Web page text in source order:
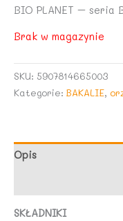
BIO PLANET – seria
Brak w magazynie
SKU: 5907814665003
Kategorie: BAKALIE,
Opis
SKŁADNIKI